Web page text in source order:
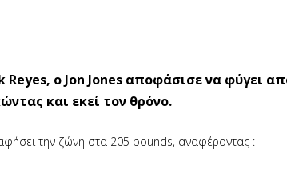
o Jon Jones αποφάσισε να φύγει
και εκεί τον θρόνο.
την ζώνη στα 205 pounds, αναφέροντας :